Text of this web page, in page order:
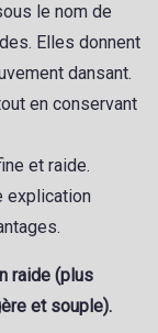
le nom de
Elles donnent
dansant.
en conservant
et raide.
explication
raide (plus
et souple).